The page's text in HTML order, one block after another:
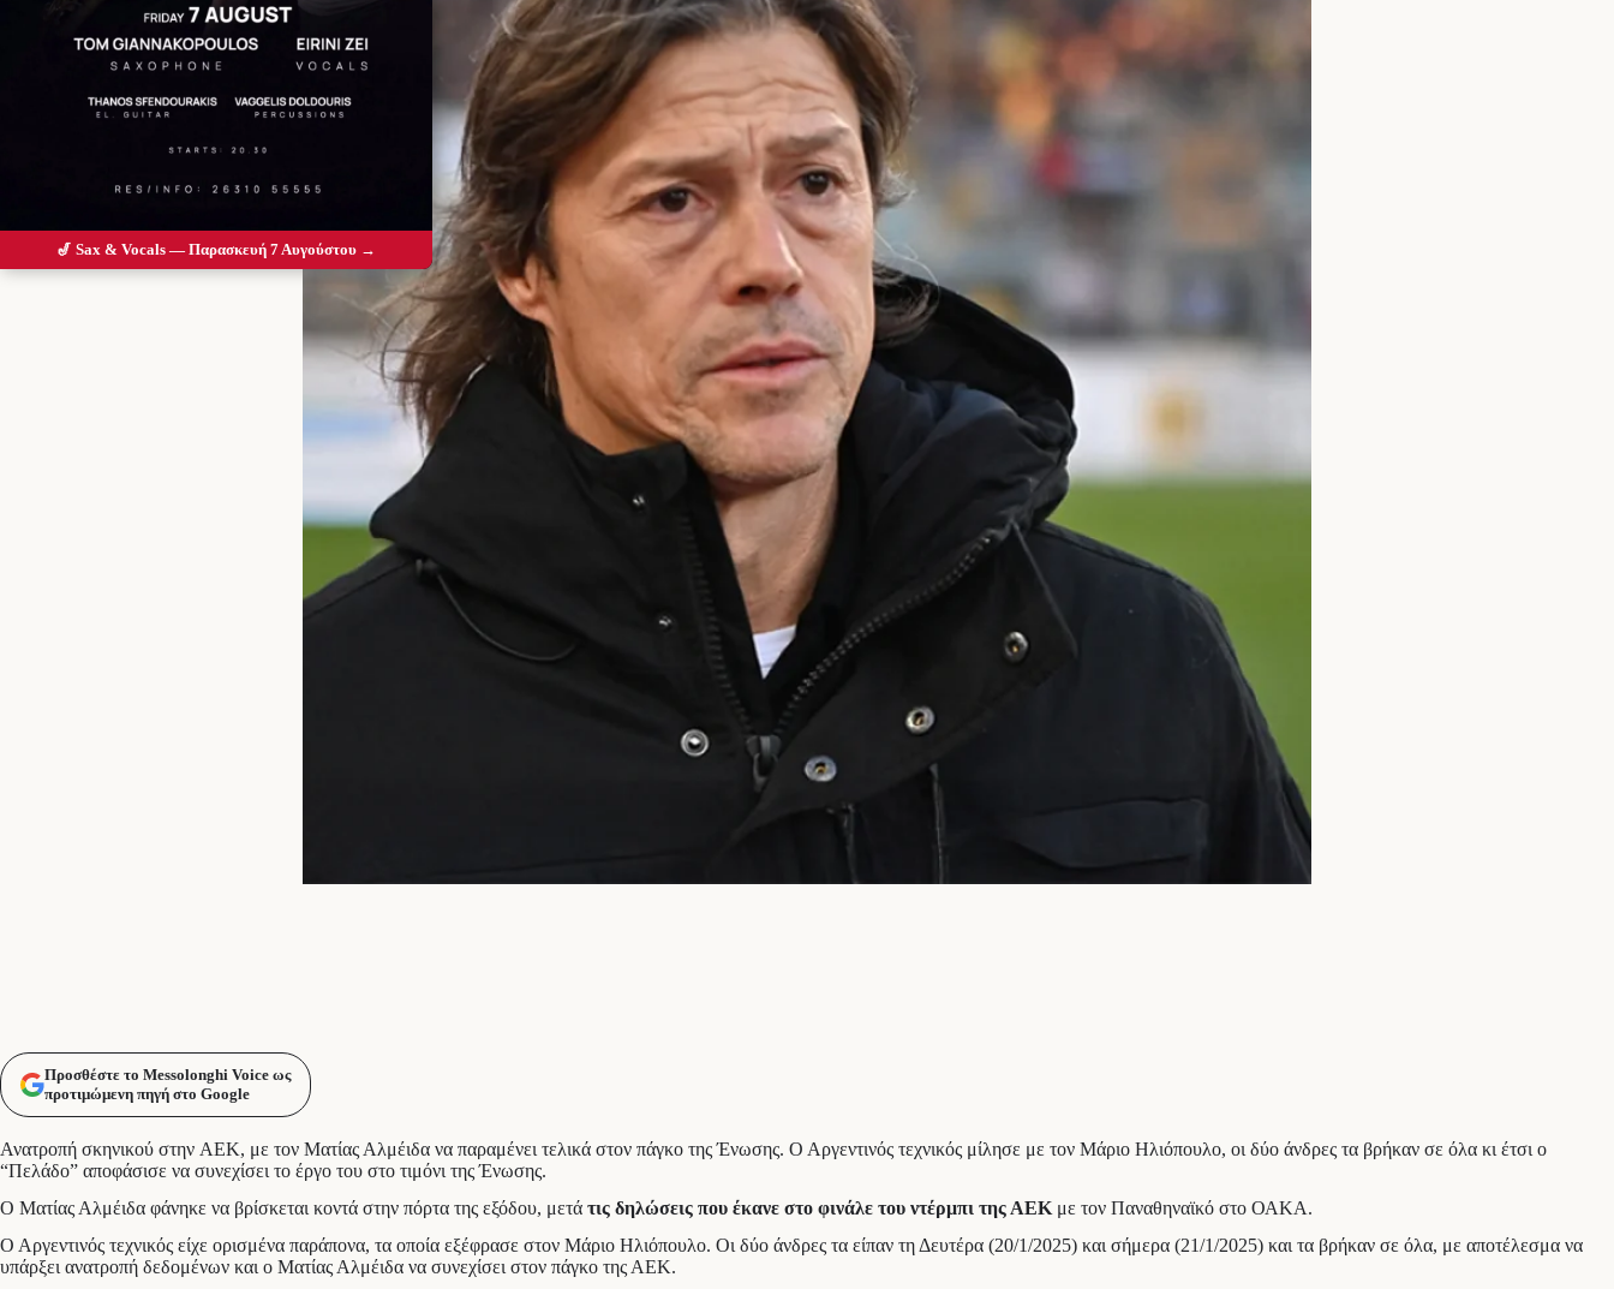
Προσθέστε το Messolonghi Voice ως
προτιμώμενη πηγή στο Google
Ανατροπή σκηνικού στην ΑΕΚ, με τον Ματίας Αλμέιδα να παραμένει τελικά στον πάγκο της Ένωσης. Ο Αργεντινός τεχνικός μίλησε με τον Μάριο Ηλιόπουλο, οι δύο άνδρες τα βρήκαν σε όλα κι έτσι ο
“Πελάδο” αποφάσισε να συνεχίσει το έργο του στο τιμόνι της Ένωσης.
Ο Ματίας Αλμέιδα φάνηκε να βρίσκεται κοντά στην πόρτα της εξόδου, μετά τις δηλώσεις που έκανε στο φινάλε του ντέρμπι της ΑΕΚ με τον Παναθηναϊκό στο ΟΑΚΑ.
Ο Αργεντινός τεχνικός είχε ορισμένα παράπονα, τα οποία εξέφρασε στον Μάριο Ηλιόπουλο. Οι δύο άνδρες τα είπαν τη Δευτέρα (20/1/2025) και σήμερα (21/1/2025) και τα βρήκαν σε όλα, με αποτέλεσμα να
υπάρξει ανατροπή δεδομένων και ο Ματίας Αλμέιδα να συνεχίσει στον πάγκο της ΑΕΚ.
🎷 Sax & Vocals — Παρασκευή 7 Αυγούστου →